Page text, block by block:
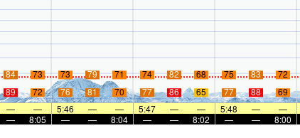
84 73 73 79 71 74 82 68 75 83 72
89 72 76 81 70 77 86 65 77 88 69
— — 5:46 — — 5:47 — — 5:48 — —
— 8:05 — — 8:04 — — 8:02 — — 8:00